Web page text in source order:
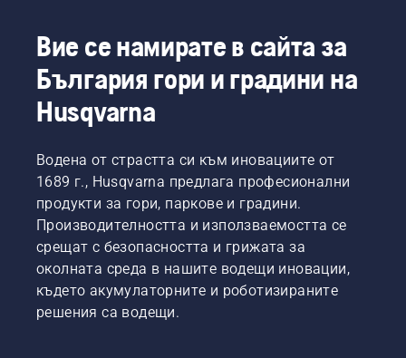
ръководството,
преди
да
демонтирате
или
кабината.
ремъка,
може да
се скъса
причини
нараняване.
кафява
увредена
трева и
развалят
Няма
безпокойство.
Предлагаме
Ви
ръководство
по
стъпка
или за
задачи
сезона.
Вие се намирате в сайта за
България гори и градини на
Husqvarna
Водена от страстта си към иновациите от
1689 г., Husqvarna предлага професионални
продукти за гори, паркове и градини.
Производителността и използваемостта се
срещат с безопасността и грижата за
околната среда в нашите водещи иновации,
където акумулаторните и роботизираните
решения са водещи.